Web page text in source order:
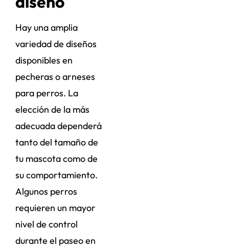
Hay una amplia
variedad de diseños
disponibles en
pecheras o arneses
para perros. La
elección de la más
adecuada dependerá
tanto del tamaño de
tu mascota como de
su comportamiento.
Algunos perros
requieren un mayor
nivel de control
durante el paseo en